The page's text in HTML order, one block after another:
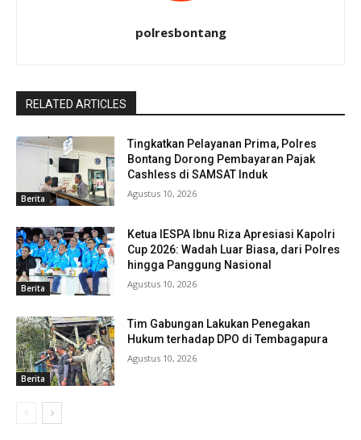
polresbontang
RELATED ARTICLES
Berita
Tingkatkan Pelayanan Prima, Polres
Bontang Dorong Pembayaran Pajak
Cashless di SAMSAT Induk
Agustus 10, 2026
Berita
Ketua IESPA Ibnu Riza Apresiasi Kapolri
Cup 2026: Wadah Luar Biasa, dari Polres
hingga Panggung Nasional
Agustus 10, 2026
Berita
Tim Gabungan Lakukan Penegakan
Hukum terhadap DPO di Tembagapura
Agustus 10, 2026